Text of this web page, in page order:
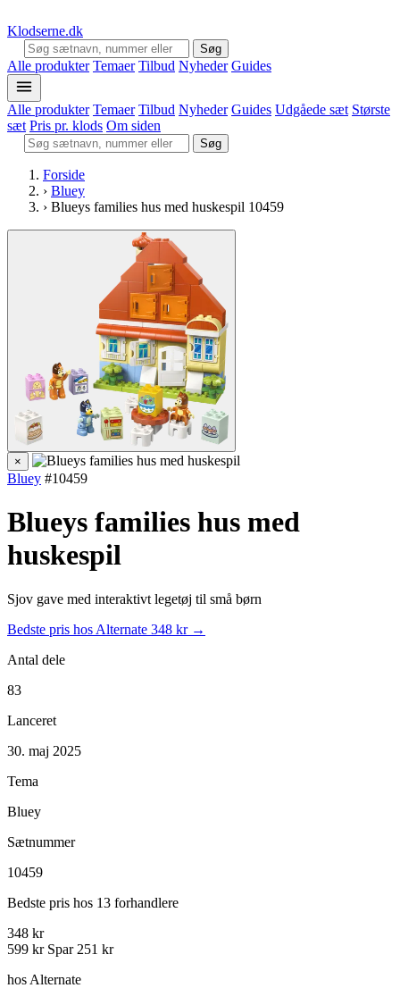
Klodserne.dk
Søg
Alle produkter Temaer Tilbud Nyheder Guides
Alle produkter Temaer Tilbud Nyheder Guides Udgåede sæt Største
sæt Pris pr. klods Om siden
Søg
Forside
› Bluey
› Blueys families hus med huskespil 10459
×
Bluey #10459
Blueys families hus med
huskespil
Sjov gave med interaktivt legetøj til små børn
Bedste pris hos Alternate 348 kr →
Antal dele
83
Lanceret
30. maj 2025
Tema
Bluey
Sætnummer
10459
Bedste pris hos 13 forhandlere
348 kr
599 kr Spar 251 kr
hos Alternate